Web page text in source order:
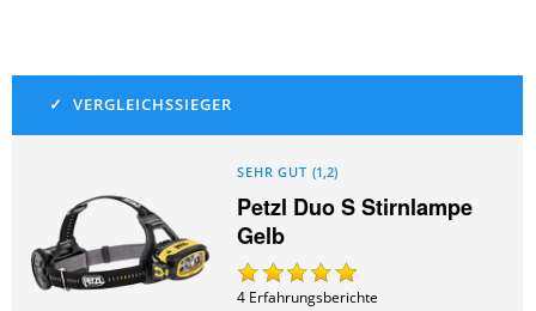
SEHR GUT (1,2)
Petzl Duo S Stirnlampe
Gelb
4 Erfahrungsberichte